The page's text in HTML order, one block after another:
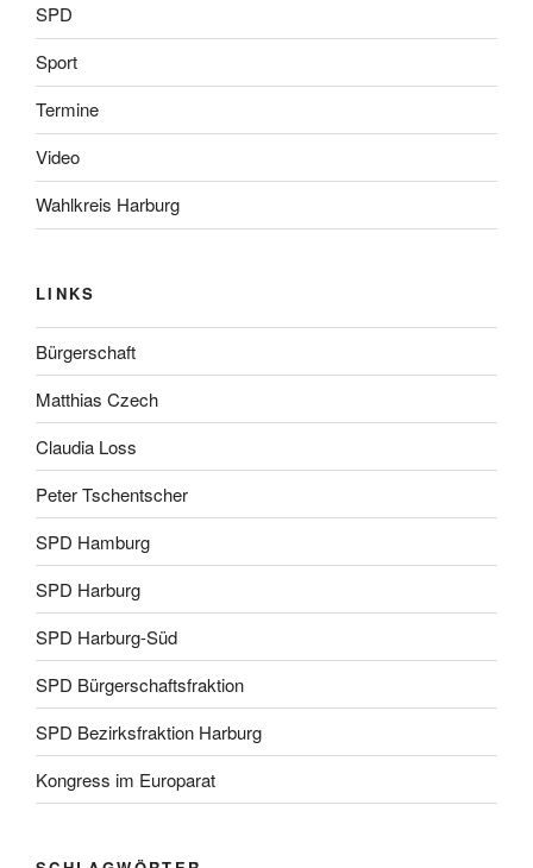
SPD
Sport
Termine
Video
Wahlkreis Harburg
LINKS
Bürgerschaft
Matthias Czech
Claudia Loss
Peter Tschentscher
SPD Hamburg
SPD Harburg
SPD Harburg-Süd
SPD Bürgerschaftsfraktion
SPD Bezirksfraktion Harburg
Kongress im Europarat